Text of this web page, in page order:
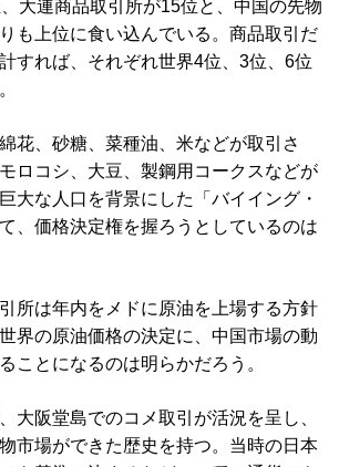
大連商品取引所が15位と、中国の先物
も上位に食い込んでいる。商品取引だ
すれば、それぞれ世界4位、3位、6位
花、砂糖、菜種油、米などが取引さ
ロコシ、大豆、製鋼用コークスなどが
大な人口を背景にした「バイイング・
、価格決定権を握ろうとしているのは
所は年内をメドに原油を上場する方針
界の原油価格の決定に、中国市場の動
ことになるのは明らかだろう。
大阪堂島でのコメ取引が活況を呈し、
市場ができた歴史を持つ。当時の日本